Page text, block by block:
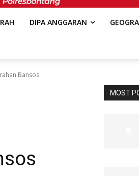
DIPA ANGGARAN
Bansos
MOST